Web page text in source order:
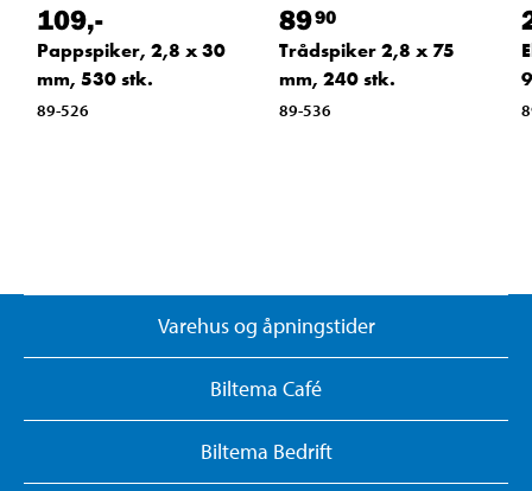
109,-
Pappspiker, 2,8 x 30
mm, 530 stk.
89-526
8990
Trådspiker 2,8 x 75
mm, 240 stk.
89-536
Varehus og åpningstider
Biltema Café
Biltema Bedrift